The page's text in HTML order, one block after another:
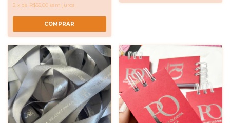
2 x de R$55,00 sem juros
COMPRAR